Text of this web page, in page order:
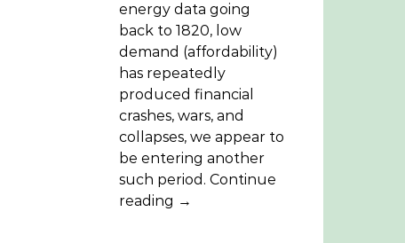
energy data going
back to 1820, low
demand (affordability)
has repeatedly
produced financial
crashes, wars, and
collapses, we appear to
be entering another
such period. Continue
reading →